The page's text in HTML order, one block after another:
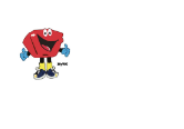
MyWC